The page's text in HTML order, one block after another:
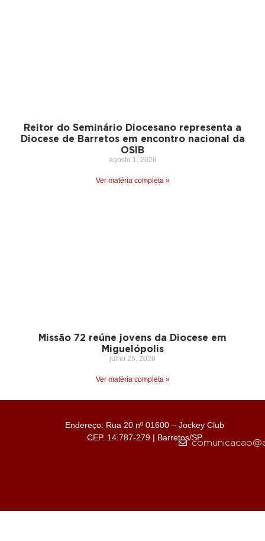
Reitor do Seminário Diocesano representa a
Diocese de Barretos em encontro nacional da
OSIB
agosto 1, 2026
Ver matéria completa »
Missão 72 reúne jovens da Diocese em
Miguelópolis
julho 25, 2026
Ver matéria completa »
Endereço: Rua 20 nº 01600 – Jockey Club
CEP. 14.787-279 | Barretos/SP